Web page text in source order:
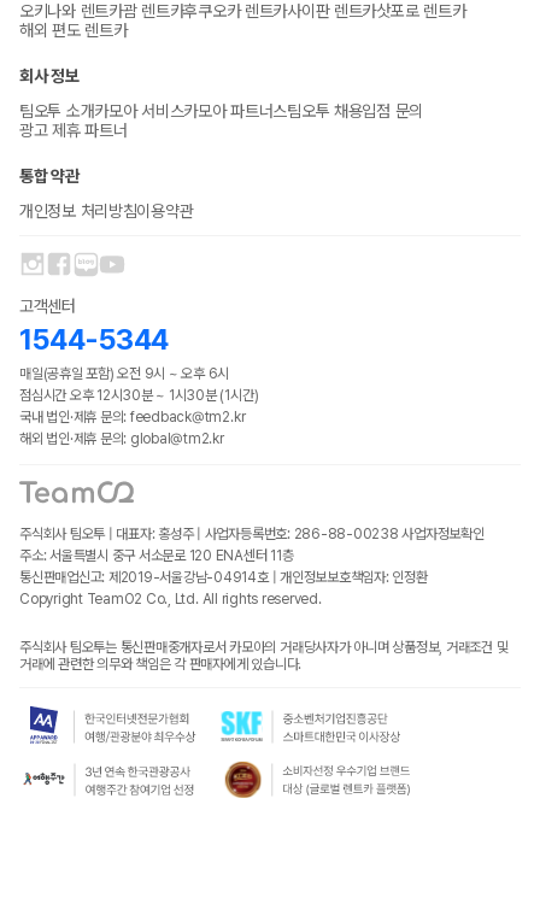
오키나와 렌트카괌 렌트카후쿠오카 렌트카사이판 렌트카삿포로 렌트카
해외 편도 렌트카
회사 정보
팀오투 소개카모아 서비스카모아 파트너스팀오투 채용입점 문의
광고 제휴 파트너
통합 약관
개인정보 처리방침이용약관
고객센터
1544-5344
매일(공휴일 포함) 오전 9시 ~ 오후 6시
점심시간 오후 12시30분 ~ 1시30분 (1시간)
국내 법인·제휴 문의: feedback@tm2.kr
해외 법인·제휴 문의: global@tm2.kr
주식회사 팀오투 | 대표자: 홍성주 | 사업자등록번호: 286-88-00238 사업자정보확인
주소: 서울특별시 중구 서소문로 120 ENA센터 11층
통신판매업신고: 제2019-서울강남-04914호 | 개인정보보호책임자: 인정환
Copyright TeamO2 Co., Ltd. All rights reserved.
주식회사 팀오투는 통신판매중개자로서 카모아의 거래당사자가 아니며 상품정보, 거래조건 및
거래에 관련한 의무와 책임은 각 판매자에게 있습니다.